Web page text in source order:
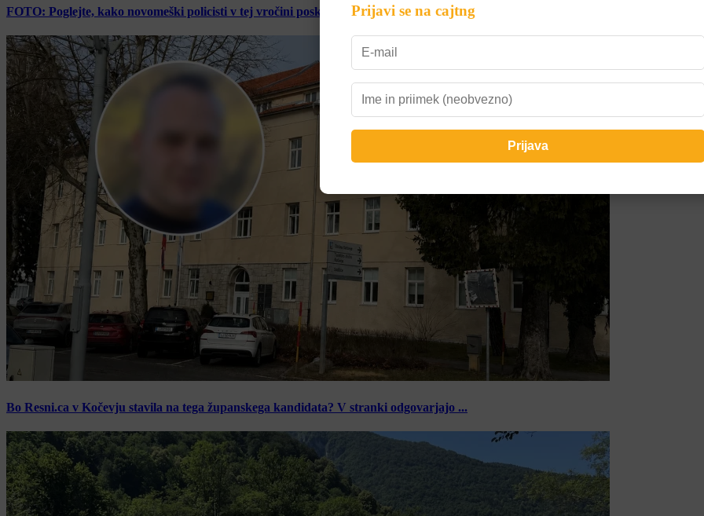
FOTO: Poglejte, kako novomeški policisti v tej vročini poskrbijo za svoje štirinožne sodelavce
Bo Resni.ca v Kočevju stavila na tega županskega kandidata? V stranki odgovarjajo ...
Prijavi se na cajtng